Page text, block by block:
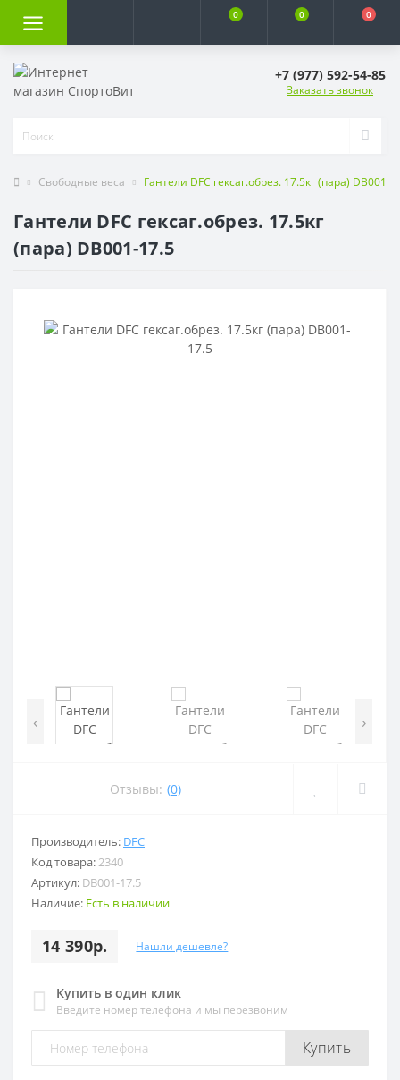
0 0 0
+7 (977) 592-54-85
Заказать звонок
Свободные веса Гантели DFC гексаг.обрез. 17.5кг (пара) DB001-
Гантели DFC гексаг.обрез. 17.5кг
(пара) DB001-17.5
‹ ›
Отзывы: (0)
Производитель: DFC
Код товара:2340
Артикул: DB001-17.5
Наличие: Есть в наличии
14 390р. Нашли дешевле?
Купить в один клик
Введите номер телефона и мы перезвоним
Купить